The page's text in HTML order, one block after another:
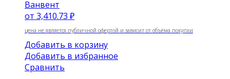
Ванвент
от 3,410.73 ₽
цена не является публичной офертой и зависит от объёма покупки
Добавить в корзину
Добавить в избранное
Сравнить